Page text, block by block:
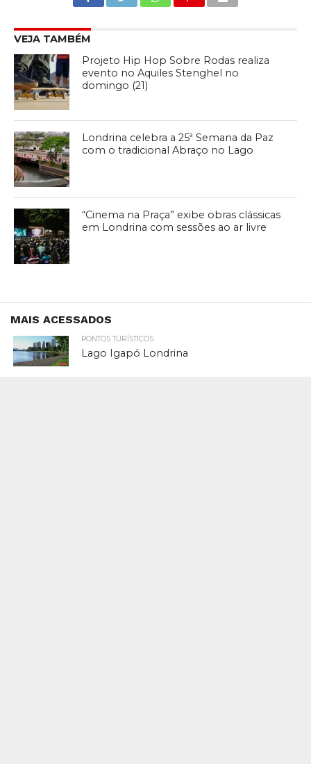
VEJA TAMBÉM
Projeto Hip Hop Sobre Rodas realiza
evento no Aquiles Stenghel no
domingo (21)
Londrina celebra a 25ª Semana da Paz
com o tradicional Abraço no Lago
“Cinema na Praça” exibe obras clássicas
em Londrina com sessões ao ar livre
MAIS ACESSADOS
PONTOS TURÍSTICOS
Lago Igapó Londrina